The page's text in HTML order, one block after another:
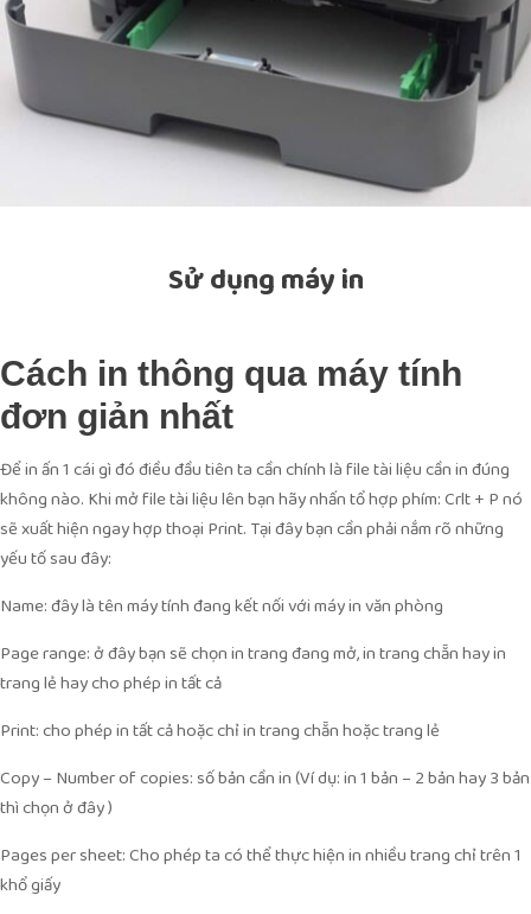
Sử dụng máy in
Cách in thông qua máy tính
đơn giản nhất
Để in ấn 1 cái gì đó điều đầu tiên ta cần chính là file tài liệu cần in đúng
không nào. Khi mở file tài liệu lên bạn hãy nhấn tổ hợp phím: Crlt + P nó
sẽ xuất hiện ngay hợp thoại Print. Tại đây bạn cần phải nắm rõ những
yếu tố sau đây:
Name: đây là tên máy tính đang kết nối với máy in văn phòng
Page range: ở đây bạn sẽ chọn in trang đang mở, in trang chẵn hay in
trang lẻ hay cho phép in tất cả
Print: cho phép in tất cả hoặc chỉ in trang chẵn hoặc trang lẻ
Copy – Number of copies: số bản cần in (Ví dụ: in 1 bản – 2 bản hay 3 bản
thì chọn ở đây )
Pages per sheet: Cho phép ta có thể thực hiện in nhiều trang chỉ trên 1
khổ giấy